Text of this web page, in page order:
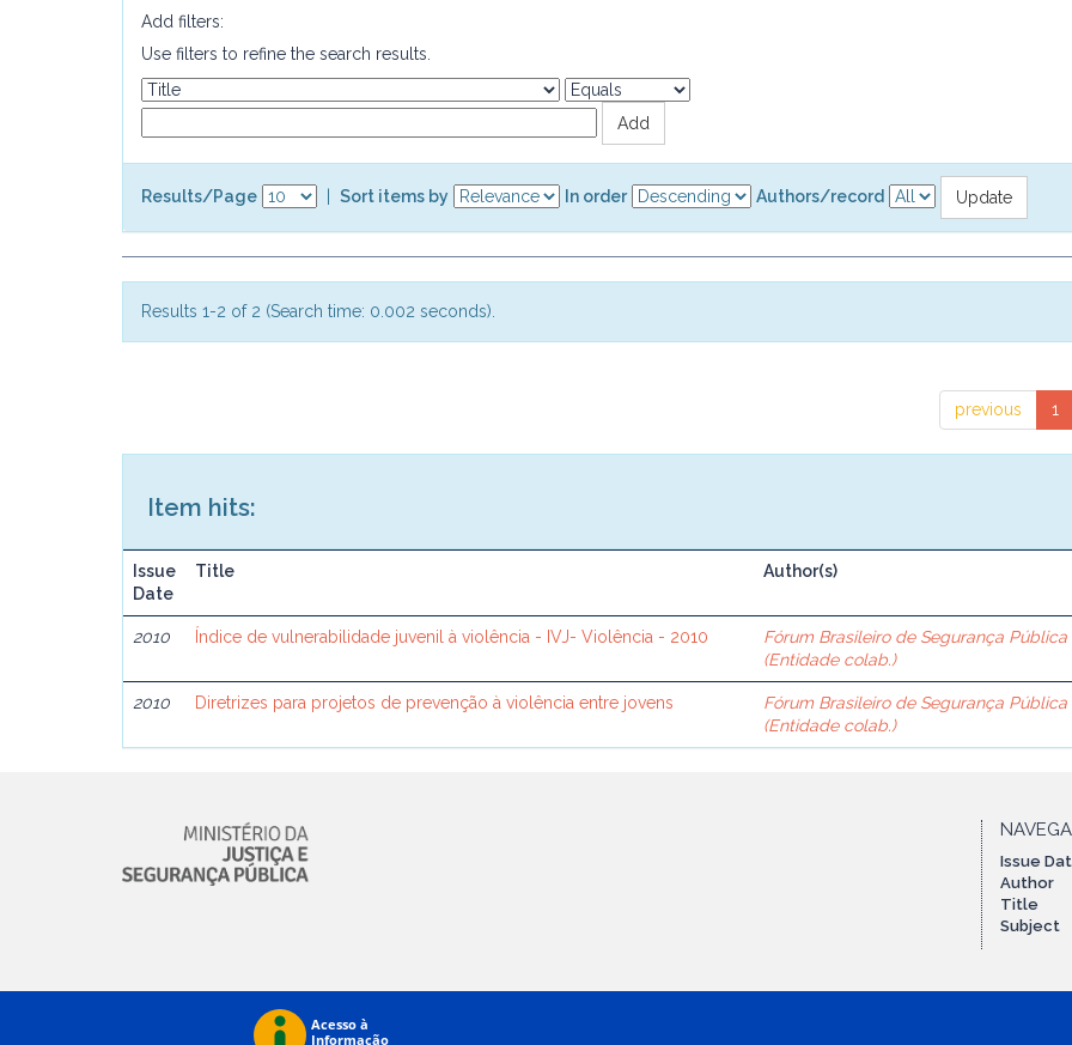
Add filters:
Use filters to refine the search results.
Results/Page Sort items by In order Authors/record
Results 1-2 of 2 (Search time: 0.002 seconds).
previous 1
Item hits:
Issue
Date
Title Author(s)
2010 Índice de vulnerabilidade juvenil à violência - IVJ- Violência - 2010
Fórum Brasileiro de Segurança Pública
(Entidade colab.)
2010 Diretrizes para projetos de prevenção à violência entre jovens
Fórum Brasileiro de Segurança Pública
(Entidade colab.)
Issue
Author
Title
Subject